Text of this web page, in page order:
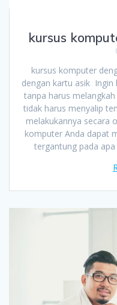
kursus
kursus komputer
dengan kartu asik Ingin
tanpa harus
tidak harus menyalip
melakukannya secara
komputer Anda dapat
tergantung pada